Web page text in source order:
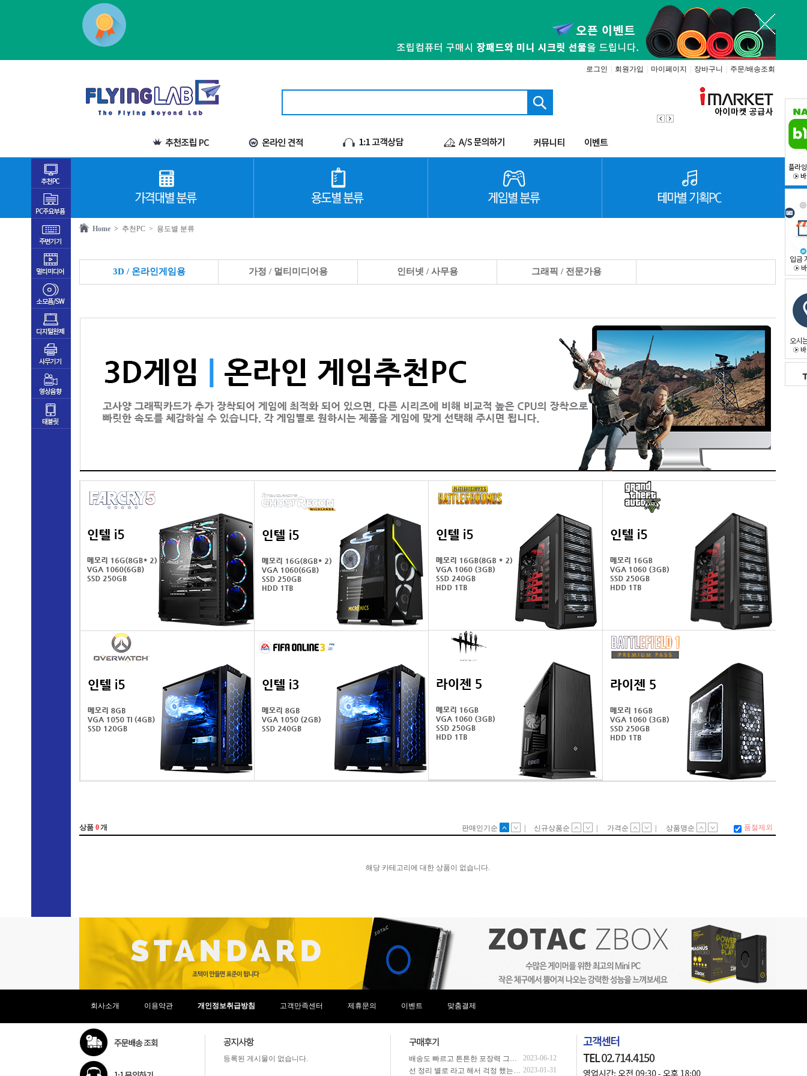
로그인 회원가입 마이페이지 장바구니 주문/배송조회
Home > 추천PC > 용도별 분류
3D / 온라인게임용 가정 / 멀티미디어용 인터넷 / 사무용 그래픽 / 전문가용
회사소개 이용약관 개인정보취급방침 고객만족센터 제휴문의 이벤트 맞춤결제
등록된 게시물이 없습니다. 배송도 빠르고 튼튼한 포장력 그리고 주말에도 문의사항을 완벽하게 해결해주셨어요
2023-06-12
선 정리 별로 라고 해서 걱정 했는데 완전 잘 되서 왔고 전화 해주셔서 추가 부품들도 그냥 다 조립 해주시고 배송도 하루만에 왔음. 진짜 다음에 살 때도 여기서 사야겠다고 다짐함 2023-01-31